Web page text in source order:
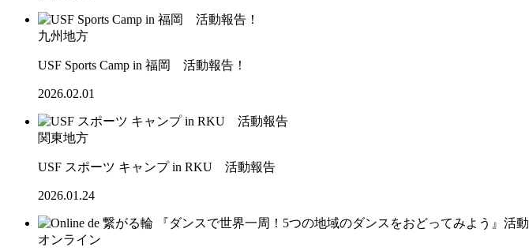
九州地方
USF Sports Camp in 福岡 活動報告！
2026.02.01
関東地方
USF スポーツ キャンプ in RKU 活動報告
2026.01.24
オンライン